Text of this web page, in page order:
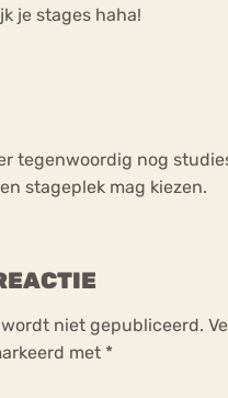
je stages haha!
tegenwoordig nog
stageplek mag kiezen.
niet gepubliceerd.
met *